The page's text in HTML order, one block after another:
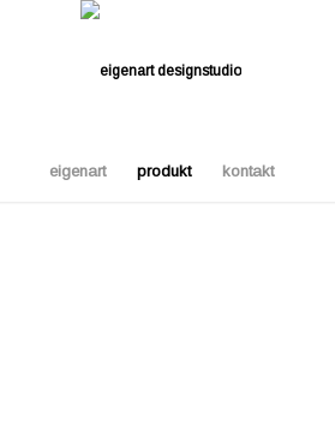
eigenart produkt kontakt